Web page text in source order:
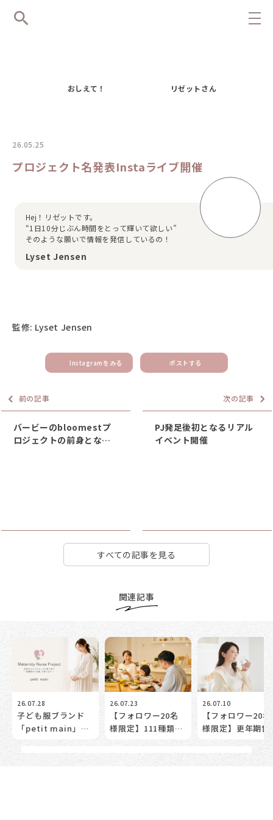
おしえて！ リゼットさん
26.05.25
プロジェクト名発表Instaライブ開催
Hej！リゼットです。
“1日10分じぶん時間をとって輝いて欲しい”
そのような願いで情報を発信しているの！
Lyset Jensen
監修: Lyset Jensen
Instagramをみる ポストする
前の記事
バービーのbloomestプ
ロジェクトの前身となる
次の記事
PJ発足後初となるリアル
イベント開催
すべての記事を見る
関連記事
26.07.28
子ども服ブランド
「petit main」
が”ママとベビーの
トータルケアサポー
ト”を始動！妊娠前
26.07.23
【フォロワー20名
様限定】111種類の
植物発酵エキスを体
験！更年期世代のた
めの「腸活体験モニ
26.07.10
【フォロワー20名
様限定】更年期世
のための「腸活体
モニター」募集。
なたの”実感”が、